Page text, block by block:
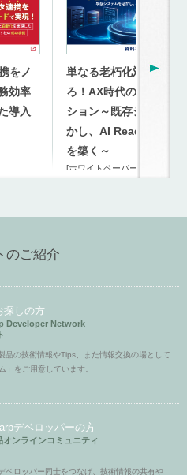
をノ
効率
導入
単なる老朽化対策を超
ろ！AX時代のモダナイ
ション～既存システム
かし、AI Readyな連携
を築く～
[ホワイトペーパー]
のご紹介
探しの方
Developer Network
品の技術情報やTips、また情報交換の場として
」をご用意しています。
デベロッパーの方
オンラインコミュニティ
ベロッパー同士をつなげ、技術情報の共有や